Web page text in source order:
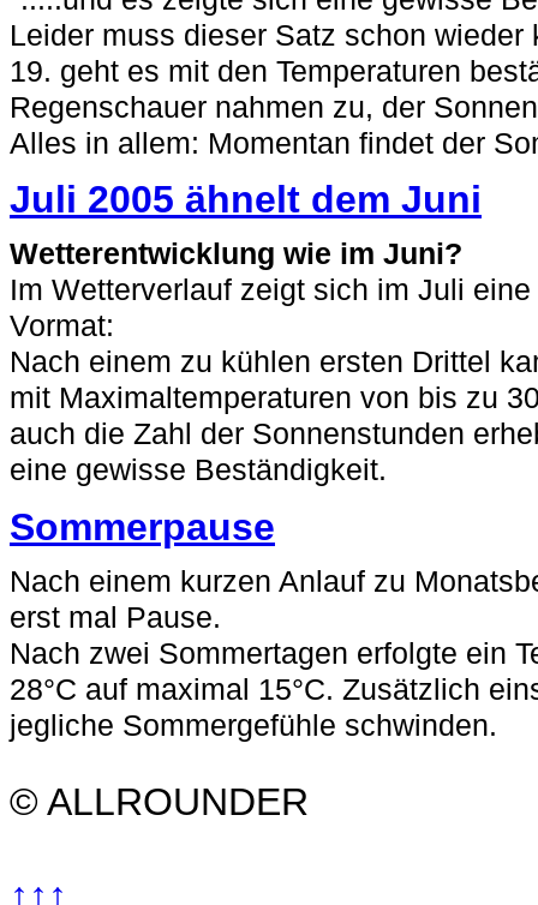
Leider muss dieser Satz schon wieder
19. geht es mit den Temperaturen
Regenschauer nahmen zu, der
Alles in allem: Momentan findet der
Juli 2005 ähnelt dem Juni
Wetterentwicklung wie im Juni?
Im Wetterverlauf zeigt sich im Juli
Vormat:
Nach einem zu kühlen ersten Drittel
mit Maximaltemperaturen von bis zu
auch die Zahl der Sonnenstunden
eine gewisse Beständigkeit.
Sommerpause
Nach einem kurzen Anlauf zu
erst mal Pause.
Nach zwei Sommertagen erfolgte ein
28°C auf maximal 15°C. Zusätzlich
jegliche Sommergefühle schwinden.
© ALLROUNDER
↑↑↑